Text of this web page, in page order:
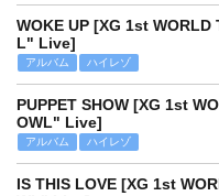
WOKE UP [XG 1st
L" Live]
アルバム ハイレゾ
PUPPET SHOW [XG 1st
OWL" Live]
アルバム ハイレゾ
IS THIS LOVE [XG 1st